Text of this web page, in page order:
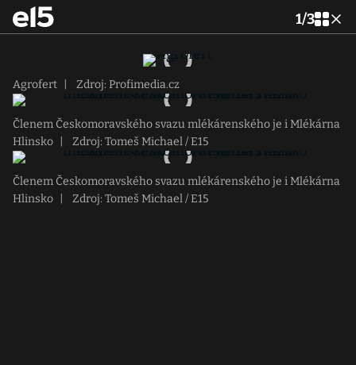
1/3
Agrofert Zdroj: Profimedia.cz
Členem Českomoravského svazu mlékárenského je i Mlékárna
Hlinsko
Zdroj: Tomeš Michael / E15
Členem Českomoravského svazu mlékárenského je i Mlékárna
Hlinsko
Zdroj: Tomeš Michael / E15